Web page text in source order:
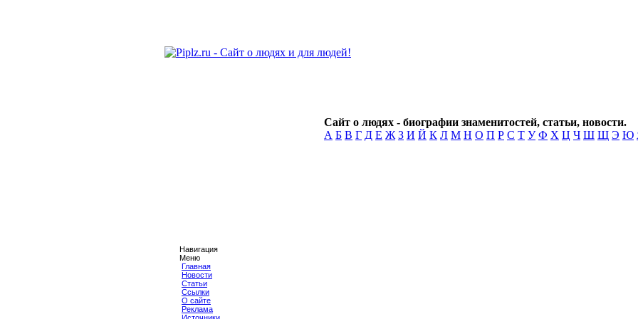
Сайт о людях - биографии знаменитостей, статьи, новости.
А Б В Г Д Е Ж З И Й К Л М Н О П Р С Т У Ф Х Ц Ч Ш Щ Э Ю
Навигация
Меню
Главная
Новости
Статьи
Ссылки
О сайте
Реклама